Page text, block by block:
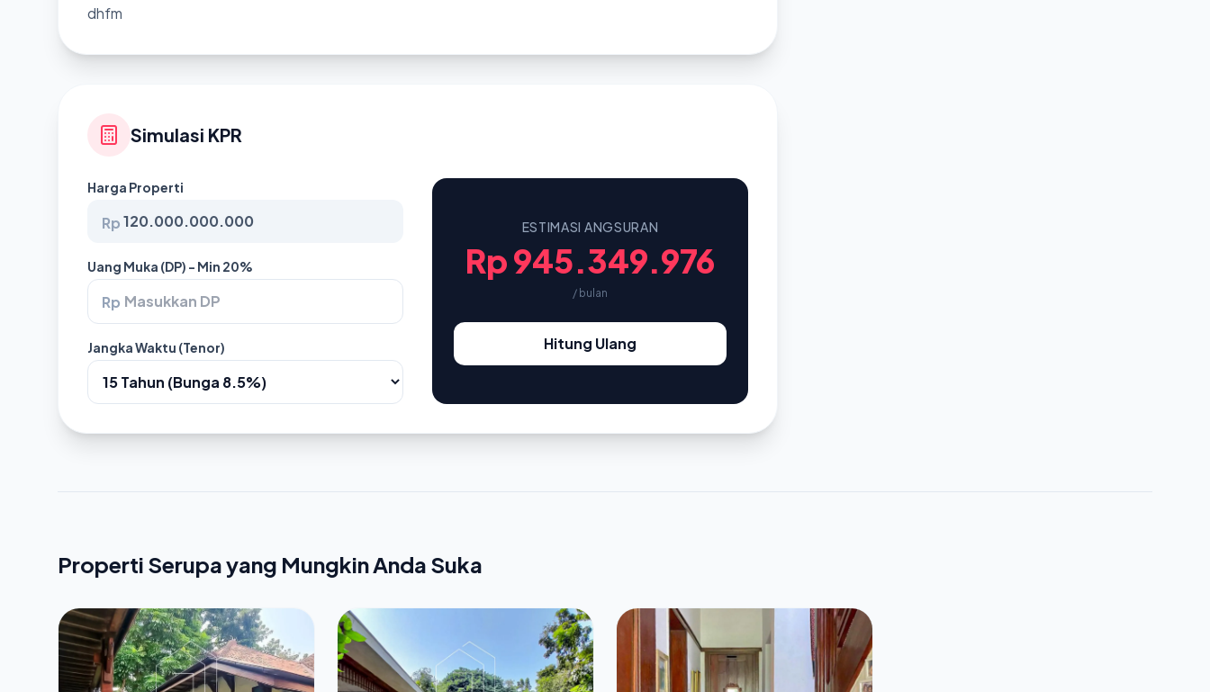
dhfm
Simulasi KPR
Harga Properti
Rp
Uang Muka (DP) - Min 20%
Rp
Jangka Waktu (Tenor)
ESTIMASI ANGSURAN
Rp 945.349.976
/ bulan
Hitung Ulang
Properti Serupa yang Mungkin Anda Suka